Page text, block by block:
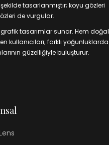
tasarlanmıştır; koyu gözleri
de vurgular.
tasarımlar sunar. Hem doğal
kullanıcıları; farklı yoğunluklarda
güzelliğiyle buluşturur.